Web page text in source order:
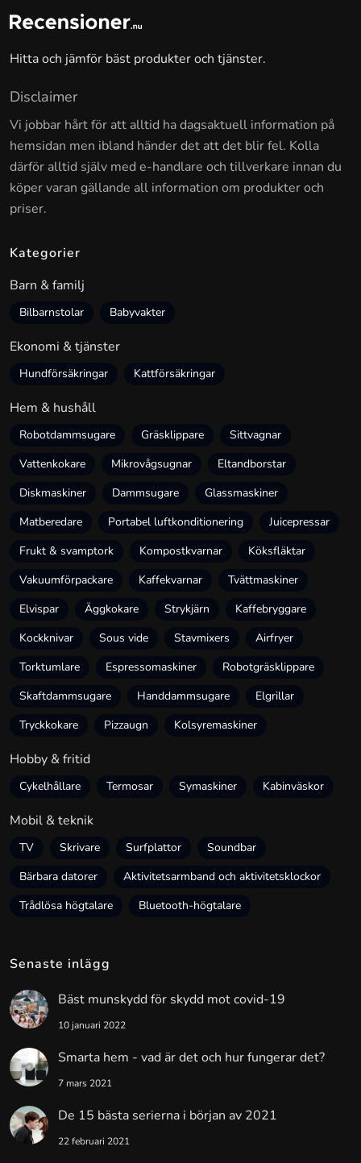
Hitta och jämför bäst produkter och tjänster.
Disclaimer
Vi jobbar hårt för att alltid ha dagsaktuell information på
hemsidan men ibland händer det att det blir fel. Kolla
därför alltid själv med e-handlare och tillverkare innan du
köper varan gällande all information om produkter och
priser.
Kategorier
Barn & familj
Bilbarnstolar Babyvakter
Ekonomi & tjänster
Hundförsäkringar Kattförsäkringar
Hem & hushåll
Robotdammsugare Gräsklippare
Sittvagnar
Vattenkokare
Mikrovågsugnar
Eltandborstar
Diskmaskiner
Dammsugare
Glassmaskiner
Matberedare
Portabel luftkonditionering
Juicepressar
Frukt & svamptork
Kompostkvarnar
Köksfläktar
Vakuumförpackare
Kaffekvarnar
Tvättmaskiner
Elvispar
Äggkokare Strykjärn
Kaffebryggare
Kockknivar
Sous vide Stavmixers
Airfryer
Torktumlare
Espressomaskiner
Robotgräsklippare
Skaftdammsugare
Handdammsugare
Elgrillar
Tryckkokare
Pizzaugn Kolsyremaskiner
Hobby & fritid
Cykelhållare Termosar Symaskiner Kabinväskor
Mobil & teknik
TV Skrivare Surfplattor
Soundbar
Bärbara datorer
Aktivitetsarmband och aktivitetsklockor
Trådlösa högtalare
Bluetooth-högtalare
Senaste inlägg
Bäst munskydd för skydd mot covid-19
10 januari 2022
Smarta hem - vad är det och hur fungerar det?
7 mars 2021
De 15 bästa serierna i början av 2021
22 februari 2021